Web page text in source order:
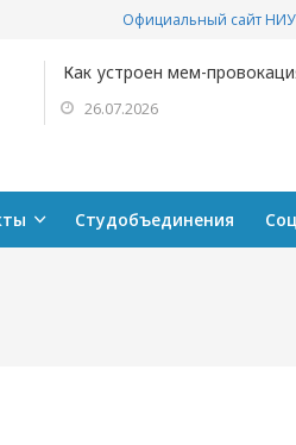
Официальный сайт НИУ
Как устроен мем-
26.07.2026
Студобъединения